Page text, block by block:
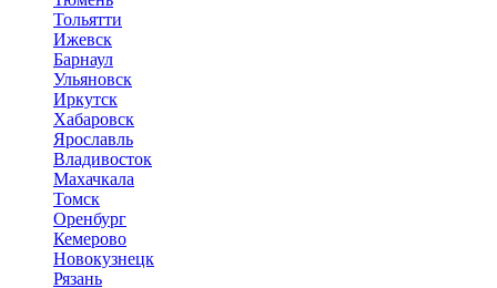
Тольятти
Ижевск
Барнаул
Ульяновск
Иркутск
Хабаровск
Ярославль
Владивосток
Махачкала
Томск
Оренбург
Кемерово
Новокузнецк
Рязань